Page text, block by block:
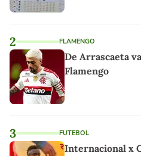
2 FLAMENGO
De Arrascaeta
Flamengo
3 FUTEBOL
Internacional x